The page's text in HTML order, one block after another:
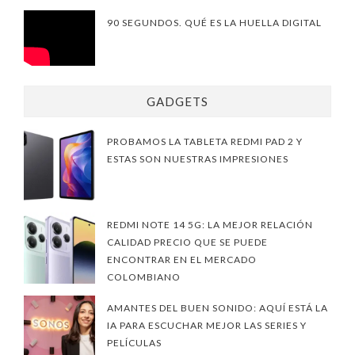
90 SEGUNDOS. QUÉ ES LA HUELLA DIGITAL
GADGETS
PROBAMOS LA TABLETA REDMI PAD 2 Y
ESTAS SON NUESTRAS IMPRESIONES
REDMI NOTE 14 5G: LA MEJOR RELACIÓN
CALIDAD PRECIO QUE SE PUEDE
ENCONTRAR EN EL MERCADO
COLOMBIANO
AMANTES DEL BUEN SONIDO: AQUÍ ESTÁ LA
IA PARA ESCUCHAR MEJOR LAS SERIES Y
PELÍCULAS